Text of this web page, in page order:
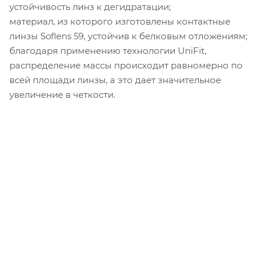
устойчивость линз к дегидратации;
материал, из которого изготовлены контактные
линзы Soflens 59, устойчив к белковым отложениям;
благодаря применению технологии UniFit,
распределение массы происходит равномерно по
всей площади линзы, а это дает значительное
увеличение в четкости.